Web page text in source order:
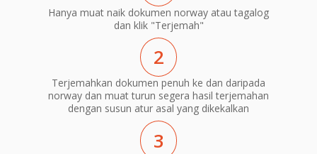
Hanya muat naik dokumen norway atau tagalog
dan klik "Terjemah"
2
Terjemahkan dokumen penuh ke dan daripada
norway dan muat turun segera hasil terjemahan
dengan susun atur asal yang dikekalkan
3